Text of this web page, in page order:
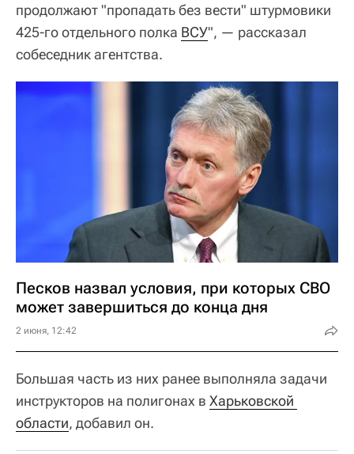
продолжают "пропадать без вести" штурмовики
425-го отдельного полка ВСУ", — рассказал
собеседник агентства.
Песков назвал условия, при которых СВО
может завершиться до конца дня
2 июня, 12:42
Большая часть из них ранее выполняла задачи
инструкторов на полигонах в Харьковской
области, добавил он.